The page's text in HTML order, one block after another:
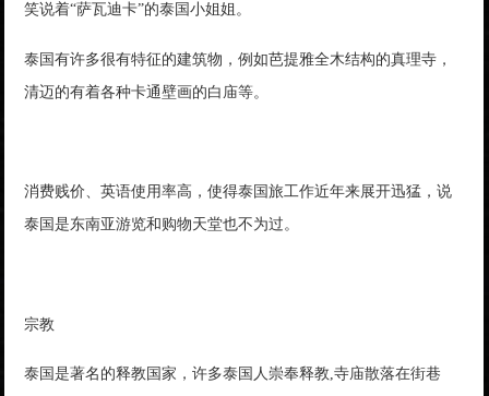
笑说着“萨瓦迪卡”的泰国小姐姐。
泰国有许多很有特征的建筑物，例如芭提雅全木结构的真理寺，
清迈的有着各种卡通壁画的白庙等。
消费贱价、英语使用率高，使得泰国旅工作近年来展开迅猛，说
泰国是东南亚游览和购物天堂也不为过。
宗教
泰国是著名的释教国家，许多泰国人崇奉释教,寺庙散落在街巷